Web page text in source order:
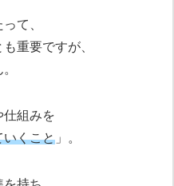
て、
重要ですが、
仕組みを
いくこと 」。